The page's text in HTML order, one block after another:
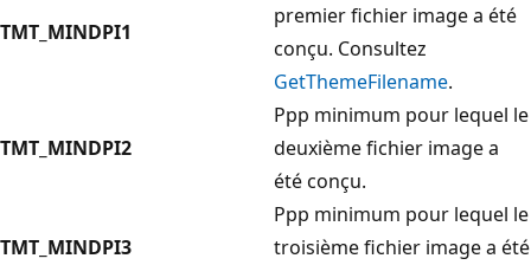
TMT_MINDPI1
premier fichier image a été
conçu. Consultez
GetThemeFilename.
TMT_MINDPI2
Ppp minimum pour lequel le
deuxième fichier image a
été conçu.
TMT_MINDPI3
Ppp minimum pour lequel le
troisième fichier image a été